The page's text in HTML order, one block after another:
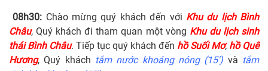
08h30: Chào mừng quý khách đến với Khu du lịch Bình
Châu, Quý khách đi tham quan một vòng Khu du lịch sinh
thái Bình Châu. Tiếp tục quý khách đến hồ Suối Mơ, hồ Quê
Hương, Quý khách tắm nước khoáng nóng (15') và tắm